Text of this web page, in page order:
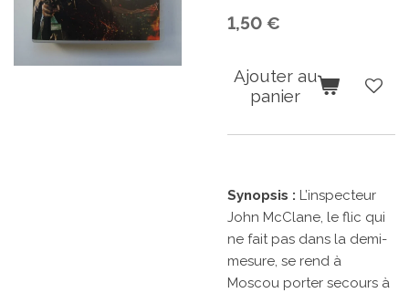
1,50 €
Ajouter au
panier
Synopsis : L’inspecteur
John McClane, le flic qui
ne fait pas dans la demi-
mesure, se rend à
Moscou porter secours à